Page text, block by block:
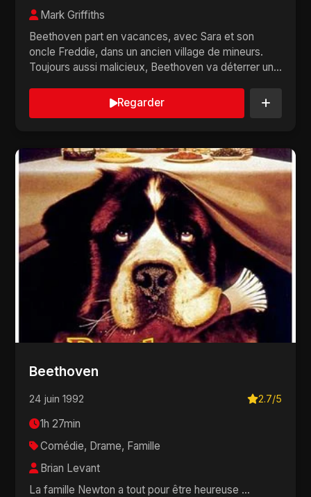
Mark Griffiths
Beethoven part en vacances, avec Sara et son
oncle Freddie, dans un ancien village de mineurs.
Toujours aussi malicieux, Beethoven va déterrer un
Regarder
Beethoven
24 juin 1992 2.7/5
1h 27min
Comédie, Drame, Famille
Brian Levant
La famille Newton a tout pour être heureuse ...